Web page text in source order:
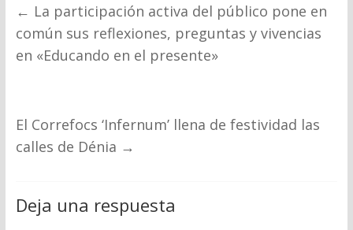
← La participación activa del público pone en
común sus reflexiones, preguntas y vivencias
en «Educando en el presente»
El Correfocs ‘Infernum’ llena de festividad las
calles de Dénia →
Deja una respuesta